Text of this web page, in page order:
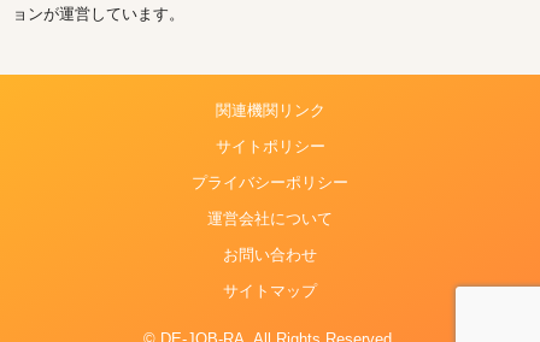
ョンが運営しています。
関連機関リンク
サイトポリシー
プライバシーポリシー
運営会社について
お問い合わせ
サイトマップ